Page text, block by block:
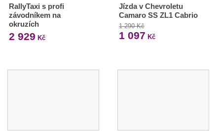
RallyTaxi s profi
závodníkem na
okruzích
2 929 Kč
Jízda v Chevroletu
Camaro SS ZL1 Cabrio
1 290 Kč
1 097 Kč